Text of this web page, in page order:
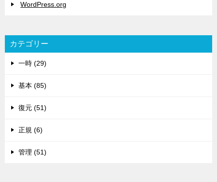
WordPress.org
カテゴリー
一時 (29)
基本 (85)
復元 (51)
正規 (6)
管理 (51)